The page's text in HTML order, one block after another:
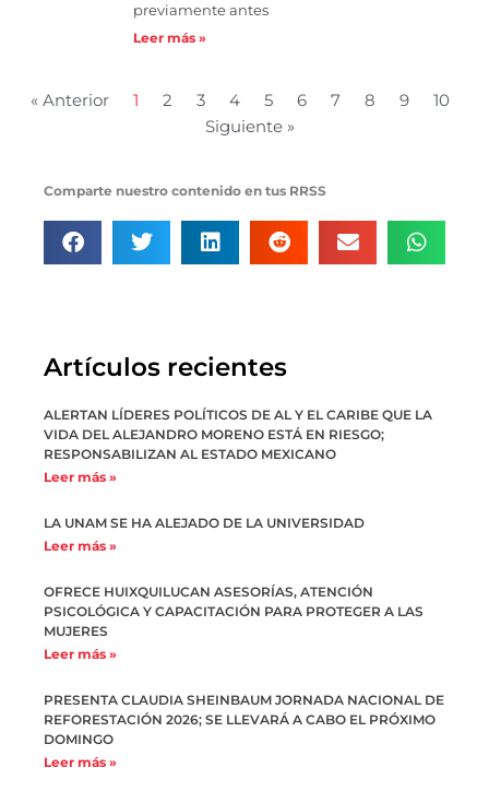
previamente antes
Leer más »
« Anterior 1 2 3 4 5 6 7 8 9
10
Siguiente »
Comparte nuestro contenido en tus RRSS
Artículos recientes
ALERTAN LÍDERES POLÍTICOS DE AL Y EL CARIBE QUE LA
VIDA DEL ALEJANDRO MORENO ESTÁ EN RIESGO;
RESPONSABILIZAN AL ESTADO MEXICANO
Leer más »
LA UNAM SE HA ALEJADO DE LA UNIVERSIDAD
Leer más »
OFRECE HUIXQUILUCAN ASESORÍAS, ATENCIÓN
PSICOLÓGICA Y CAPACITACIÓN PARA PROTEGER A LAS
MUJERES
Leer más »
PRESENTA CLAUDIA SHEINBAUM JORNADA NACIONAL DE
REFORESTACIÓN 2026; SE LLEVARÁ A CABO EL PRÓXIMO
DOMINGO
Leer más »